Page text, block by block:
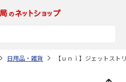
日用品・雑貨 【ｕｎｉ】ジェットス